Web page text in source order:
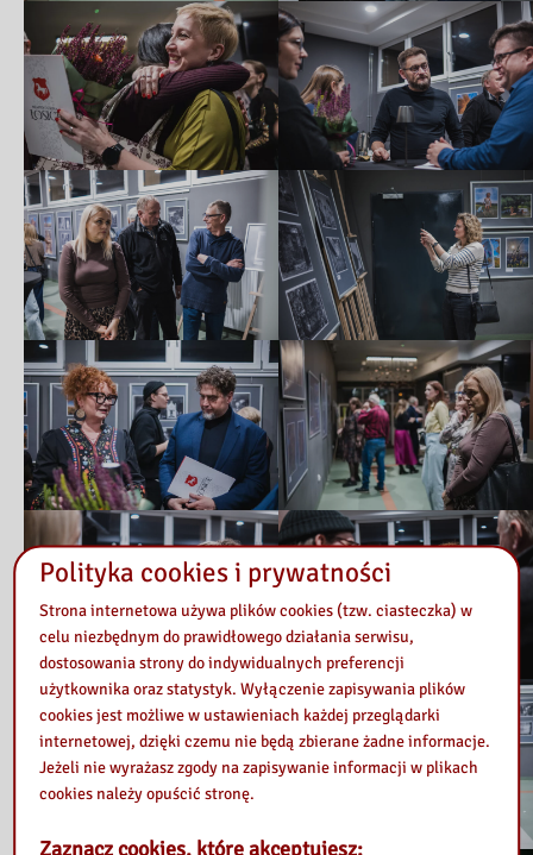
Polityka cookies i prywatności
Strona internetowa używa plików cookies (tzw. ciasteczka) w
celu niezbędnym do prawidłowego działania serwisu,
dostosowania strony do indywidualnych preferencji
użytkownika oraz statystyk. Wyłączenie zapisywania plików
cookies jest możliwe w ustawieniach każdej przeglądarki
internetowej, dzięki czemu nie będą zbierane żadne informacje.
Jeżeli nie wyrażasz zgody na zapisywanie informacji w plikach
cookies należy opuścić stronę.
Zaznacz cookies, które akceptujesz: